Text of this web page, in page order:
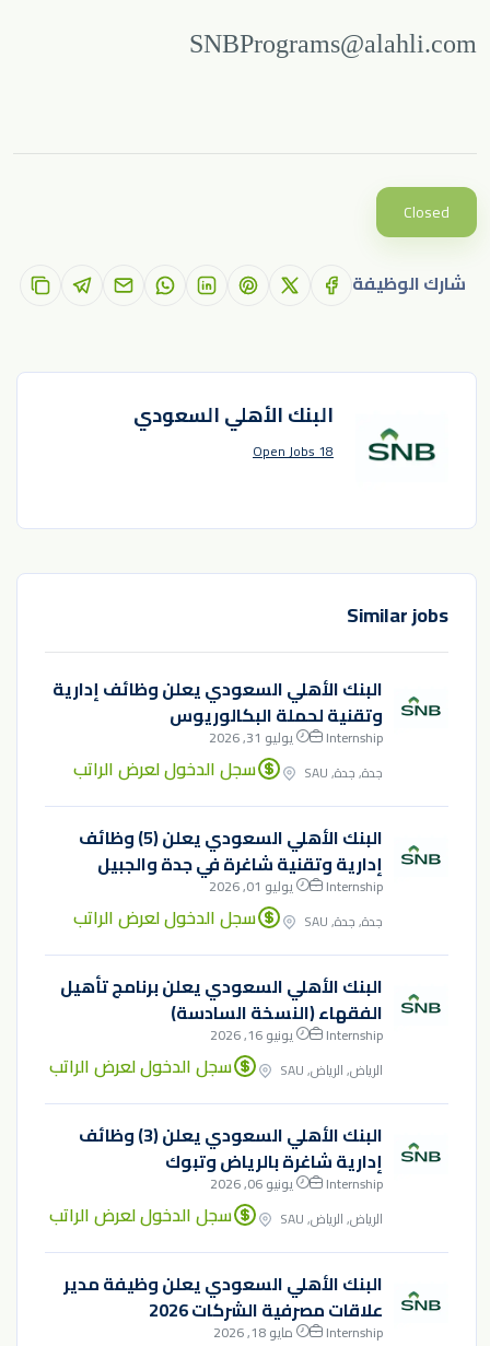
SNBPrograms@alahli.com
Closed
شارك الوظيفة
البنك الأهلي السعودي
18 Open Jobs
Similar jobs
البنك الأهلي السعودي يعلن وظائف إدارية
وتقنية لحملة البكالوريوس
Internship
يوليو 31, 2026
جدة, جدة, SAU
سجل الدخول لعرض الراتب
البنك الأهلي السعودي يعلن (5) وظائف
إدارية وتقنية شاغرة في جدة والجبيل
Internship
يوليو 01, 2026
جدة, جدة, SAU
سجل الدخول لعرض الراتب
البنك الأهلي السعودي يعلن برنامج تأهيل
الفقهاء (النسخة السادسة)
Internship
يونيو 16, 2026
الرياض, الرياض, SAU
سجل الدخول لعرض الراتب
البنك الأهلي السعودي يعلن (3) وظائف
إدارية شاغرة بالرياض وتبوك
Internship
يونيو 06, 2026
الرياض, الرياض, SAU
سجل الدخول لعرض الراتب
البنك الأهلي السعودي يعلن وظيفة مدير
علاقات مصرفية الشركات 2026
Internship
مايو 18, 2026